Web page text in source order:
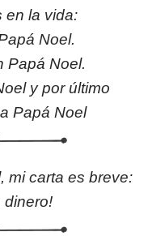
en la vida:
Noel.
Papá Noel.
y por último
Papá Noel
mi carta es breve:
dinero!